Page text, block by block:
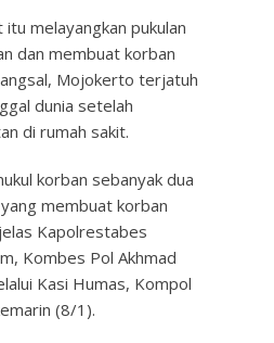
itu melayangkan pukulan
dan membuat korban
Mojokerto terjatuh
dunia setelah
di rumah sakit.
korban sebanyak dua
membuat korban
Kapolrestabes
Kombes Pol Akhmad
Kasi Humas, Kompol
(8/1).